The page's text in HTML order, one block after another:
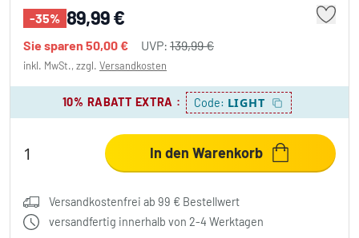
-35% 89,99 €
Sie sparen 50,00 € UVP: 139,99 €
inkl. MwSt., zzgl. Versandkosten
10% RABATT EXTRA : Code: LIGHT
In den Warenkorb
Versandkostenfrei ab 99 € Bestellwert
versandfertig innerhalb von 2-4 Werktagen